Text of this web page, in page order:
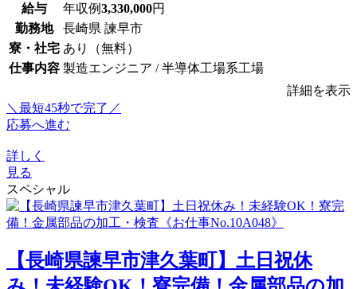
給与 年収例3,330,000円
勤務地
長崎県 諫早市
寮・社宅 あり（無料）
仕事内容 製造エンジニア / 半導体工場系工場
詳細を表示
＼最短45秒で完了／
応募へ進む
詳しく
見る
スペシャル
【長崎県諫早市津久葉町】土日祝休